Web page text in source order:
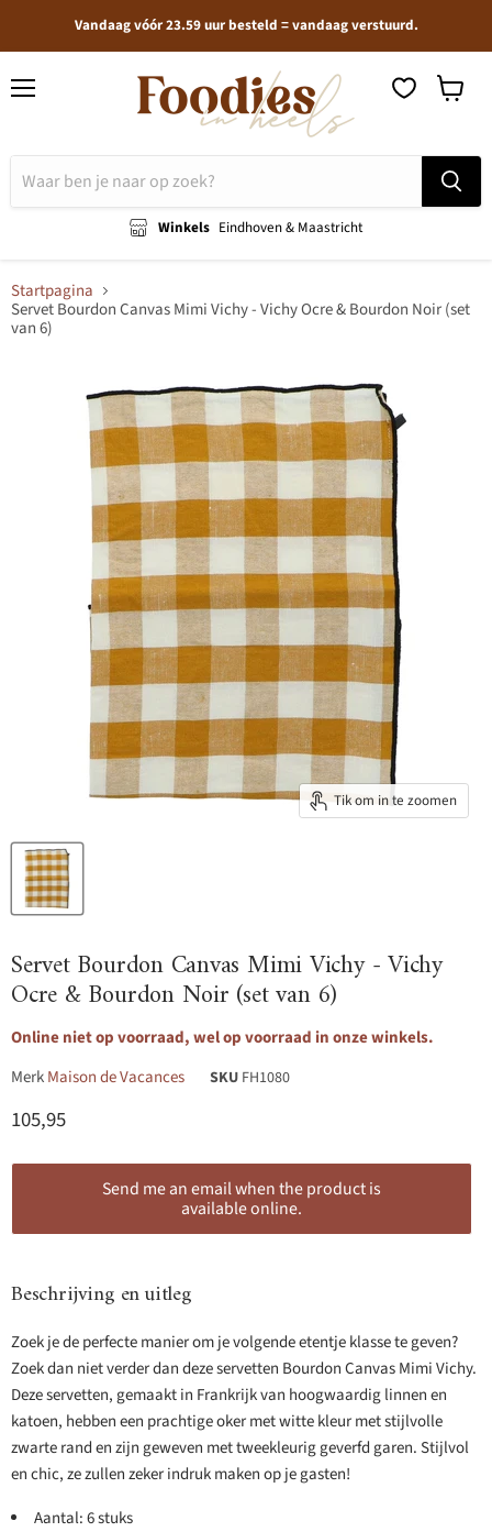
Vandaag vóór 23.59 uur besteld = vandaag verstuurd.
Winkels Eindhoven & Maastricht
Startpagina
Servet Bourdon Canvas Mimi Vichy - Vichy Ocre & Bourdon Noir (set
van 6)
Tik om in te zoomen
Servet Bourdon Canvas Mimi Vichy - Vichy
Ocre & Bourdon Noir (set van 6)
Online niet op voorraad, wel op voorraad in onze winkels.
MerkMaison de Vacances SKU FH1080
Huidige prijs
105,95
Send me an email when the product is
available online.
Beschrijving en uitleg
Zoek je de perfecte manier om je volgende etentje klasse te geven?
Zoek dan niet verder dan deze servetten Bourdon Canvas Mimi Vichy.
Deze servetten, gemaakt in Frankrijk van hoogwaardig linnen en
katoen, hebben een prachtige oker met witte kleur met stijlvolle
zwarte rand en zijn geweven met tweekleurig geverfd garen. Stijlvol
en chic, ze zullen zeker indruk maken op je gasten!
Aantal: 6 stuks